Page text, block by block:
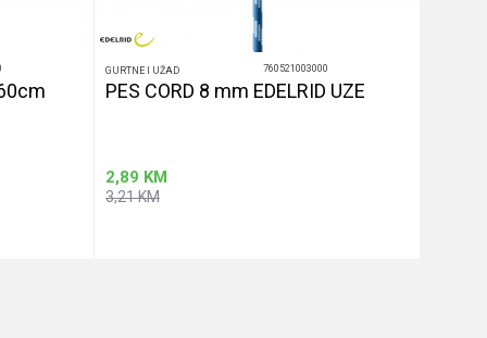
GURTNE I UŽAD 760521003000
PES CORD 8 mm EDELRID UZE
2,89 KM
3,21KM